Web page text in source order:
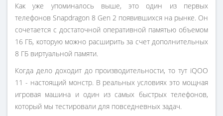
Как уже упоминалось выше, это один из первых
телефонов Snapdragon 8 Gen 2 появившихся на рынке. Он
сочетается с достаточной оперативной памятью объемом
16 ГБ, которую можно расширить за счет дополнительных
8 ГБ виртуальной памяти.
Когда дело доходит до производительности, то тут iQOO
11 - настоящий монстр. В реальных условиях это мощная
игровая машина и один из самых быстрых телефонов,
который мы тестировали для повседневных задач.